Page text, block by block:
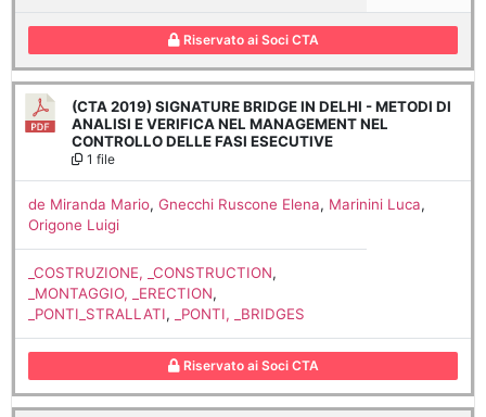
Riservato ai Soci CTA
(CTA 2019) SIGNATURE BRIDGE IN DELHI - METODI DI
ANALISI E VERIFICA NEL MANAGEMENT NEL
CONTROLLO DELLE FASI ESECUTIVE
1 file
de Miranda Mario, Gnecchi Ruscone Elena, Marinini Luca,
Origone Luigi
_COSTRUZIONE, _CONSTRUCTION,
_MONTAGGIO, _ERECTION,
_PONTI_STRALLATI, _PONTI, _BRIDGES
Riservato ai Soci CTA